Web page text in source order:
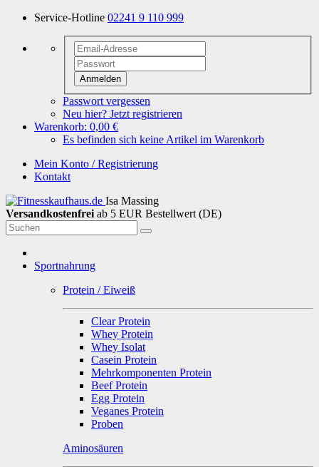
Service-Hotline 02241 9 110 999
Anmelden
Passwort vergessen
Neu hier? Jetzt registrieren
Warenkorb: 0,00 €
Es befinden sich keine Artikel im Warenkorb
Mein Konto / Registrierung
Kontakt
Isa Massing
Versandkostenfrei ab 5 EUR Bestellwert (DE)
Sportnahrung
Protein / Eiweiß
Clear Protein
Whey Protein
Whey Isolat
Casein Protein
Mehrkomponenten Protein
Beef Protein
Egg Protein
Veganes Protein
Proben
Aminosäuren